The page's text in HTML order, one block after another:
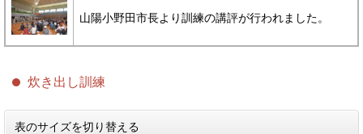
山陽小野田市長より訓練の講評が行われました。
炊き出し訓練
表のサイズを切り替える